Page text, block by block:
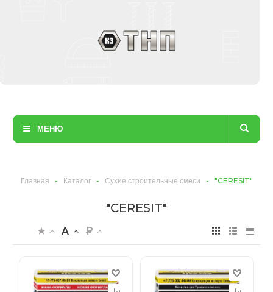
МЕНЮ
Главная - Каталог - Сухие строительные смеси - "CERESIT"
"CERESIT"